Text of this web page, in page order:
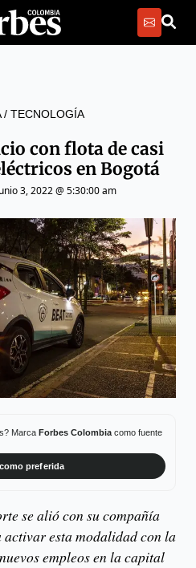
/ TECNOLOGÍA
con flota de casi
en Bogotá
3, 2022 @ 5:30:00 am
Marca Forbes Colombiacomo fuente
preferida
se alió con su compañía
esta modalidad con la
empleos en la capital